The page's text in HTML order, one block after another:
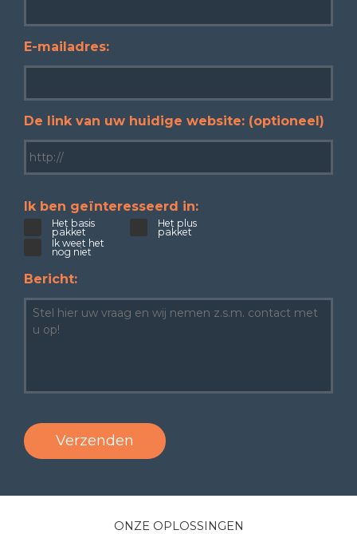
E-mailadres:
De link van uw huidige website: (optioneel)
Ik ben geïnteresseerd in:
Het basis
pakket
Het plus
pakket
Ik weet het
nog niet
Bericht:
Verzenden
ONZE OPLOSSINGEN